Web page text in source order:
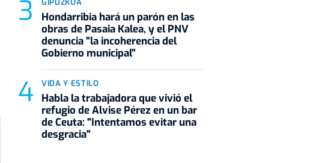
GIPUZKOA
Hondarribia hará un parón en las
obras de Pasaia Kalea, y el PNV
denuncia "la incoherencia del
Gobierno municipal"
VIDA Y ESTILO
Habla la trabajadora que vivió el
refugio de Alvise Pérez en un bar
de Ceuta: "Intentamos evitar una
desgracia"